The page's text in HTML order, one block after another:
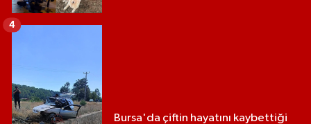
Bursa'da çiftin hayatını kaybettiği
4